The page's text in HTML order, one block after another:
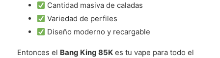
Cantidad masiva de caladas
Variedad de perfiles
Diseño moderno y recargable
Entonces el Bang King 85K es tu vape para todo el